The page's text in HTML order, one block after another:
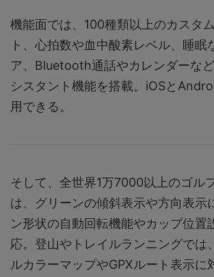
機能面では、100種類以上のカスタ
ト、心拍数や血中酸素レベル、睡眠
ア、Bluetooth通話やカレンダーな
シスタント機能を搭載。iOSと
用できる。
そして、全世界1万7000以上のゴル
は、グリーンの傾斜表示や方向表示
ン形状の自動回転機能やカップ位置
応。登山やトレイルランニングでは
ルカラーマップやGPXルート表示に